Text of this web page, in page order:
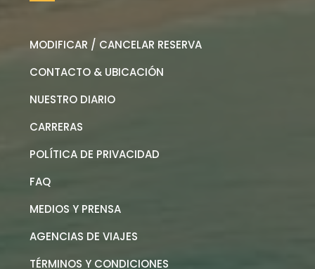
MODIFICAR / CANCELAR RESERVA
CONTACTO & UBICACIÓN
NUESTRO DIARIO
CARRERAS
POLÍTICA DE PRIVACIDAD
FAQ
MEDIOS Y PRENSA
AGENCIAS DE VIAJES
TÉRMINOS Y CONDICIONES